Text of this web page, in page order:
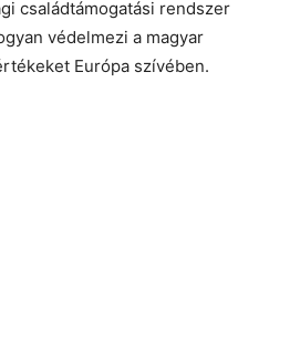
családtámogatási rendszer
védelmezi a magyar
Európa szívében.